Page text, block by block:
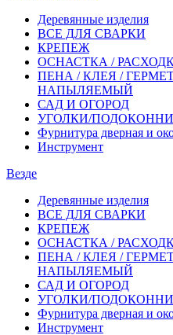
Деревянные изделия
ВСЕ ДЛЯ СВАРКИ
КРЕПЕЖ
ОСНАСТКА /
ПЕНА / КЛЕЯ /
НАПЫЛЯЕМЫЙ
САД И ОГОРОД
УГОЛКИ/
Фурнитура дверная и
Инструмент
Везде
Деревянные изделия
ВСЕ ДЛЯ СВАРКИ
КРЕПЕЖ
ОСНАСТКА /
ПЕНА / КЛЕЯ /
НАПЫЛЯЕМЫЙ
САД И ОГОРОД
УГОЛКИ/
Фурнитура дверная и
Инструмент